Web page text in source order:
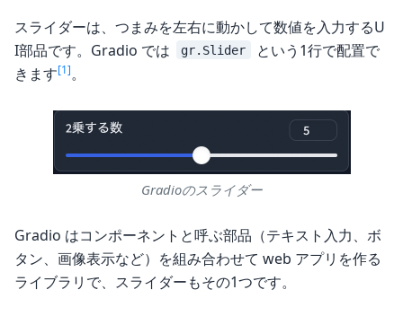
スライダーは、つまみを左右に動かして数値を入力するU
I部品です。Gradio では
gr.Slider
という1行で配置で
きます[1]。
Gradioのスライダー
Gradio はコンポーネントと呼ぶ部品（テキスト入力、ボ
タン、画像表示など）を組み合わせて web アプリを作る
ライブラリで、スライダーもその1つです。